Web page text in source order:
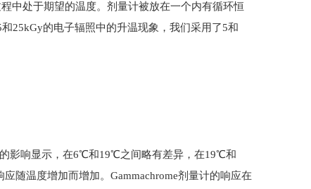
中处于期望的温度。剂量计被放在一个内有循环恒
25kGy的电子辐照中的升温现象，我们采用了5和
影响显示，在6℃和19℃之间略有差异，在19℃和
随温度增加而增加。Gammachrome剂量计的响应在